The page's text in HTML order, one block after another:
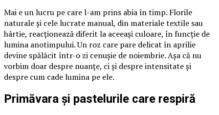
Mai e un lucru pe care l-am prins abia în timp. Florile
naturale și cele lucrate manual, din materiale textile sau
hârtie, reacționează diferit la aceeași culoare, în funcție de
lumina anotimpului. Un roz care pare delicat în aprilie
devine spălăcit într-o zi cenușie de noiembrie. Așa că nu
vorbim doar despre nuanțe, ci și despre intensitate și
despre cum cade lumina pe ele.
Primăvara și pastelurile care respiră